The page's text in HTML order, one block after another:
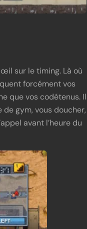
sur le timing. Là où
forcément vos
que vos codétenus. Il
gym, vous doucher,
avant l’heure du